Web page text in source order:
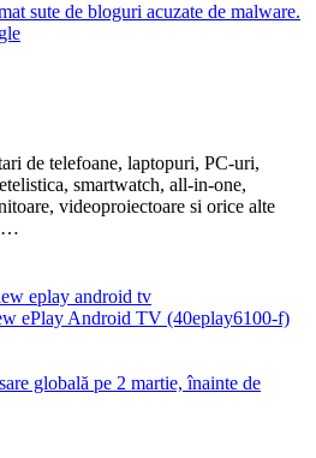
sute de bloguri acuzate de malware.
de telefoane, laptopuri, PC-uri,
smartwatch, all-in-one,
videoproiectoare si orice alte
ePlay Android TV (40eplay6100-f)
globală pe 2 martie, înainte de